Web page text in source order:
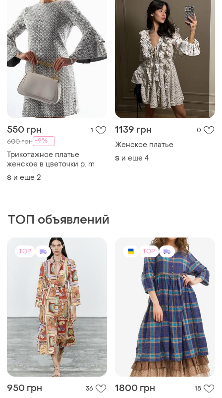
550 грн
600 грн
Трикотажное платье
женское в цветочки р. m
и еще 2
1139 грн
Женское платье
и еще 4
ТОП объявлений
950 грн 36
ZARA
Сукня zara оригінал
L и еще 1
1800 грн 18
SHTAPEL
Оригинальное платье от
украинского бренда shtapel
и еще 1